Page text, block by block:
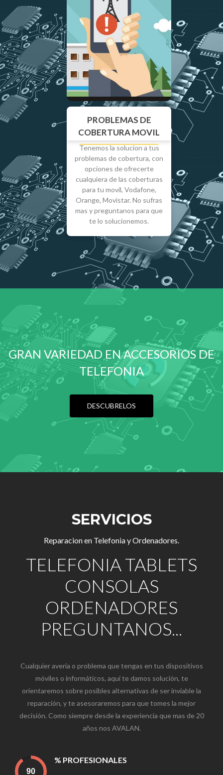
PROBLEMAS DE
COBERTURA MOVIL
Tenemos la solucion a tus
problemas de cobertura, con
opciones de ofrecerte
cualquiera de las coberturas
para tu movil, Vodafone,
Orange, Movistar. No sufras
mas y preguntanos para que
te lo solucionemos.
GRAN VARIEDAD EN ACCESORIOS DE
TELEFONIA
DESCUBRELOS
SERVICIOS
Reparacion en Telefonia y Ordenadores.
TELEFONIA TABLETS
CONSOLAS
ORDENADORES
PREGUNTANOS...
Cualquier avería o problema que tengas en tus dispositivos
móviles o informáticos, aquí te damos solución, te
orientaremos sobre posibles alternativas de ser inviable la
reparación, y te asesoraremos para que tomes la mejor
decisión. Como siempre desde la experiencia que mas de 20
años nos AVALAN.
% PROFESIONALES